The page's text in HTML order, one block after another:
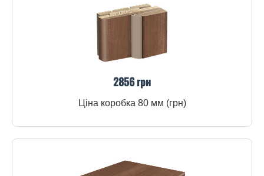
2856 грн
Ціна коробка 80 мм (грн)